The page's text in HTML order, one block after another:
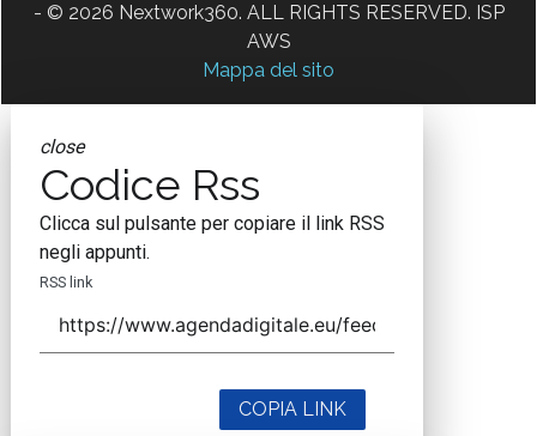
- © 2026 Nextwork360. ALL RIGHTS RESERVED. ISP
AWS
Mappa del sito
close
Codice Rss
Clicca sul pulsante per copiare il link RSS
negli appunti.
RSS link
COPIA LINK